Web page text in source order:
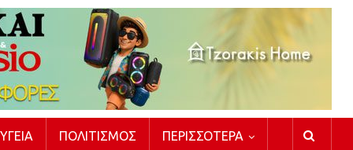
ΥΓΕΊΑ ΠΟΛΙΤΙΣΜΌΣ ΠΕΡΙΣΣΌΤΕΡΑ